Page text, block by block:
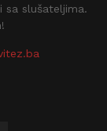
sa slušateljima.